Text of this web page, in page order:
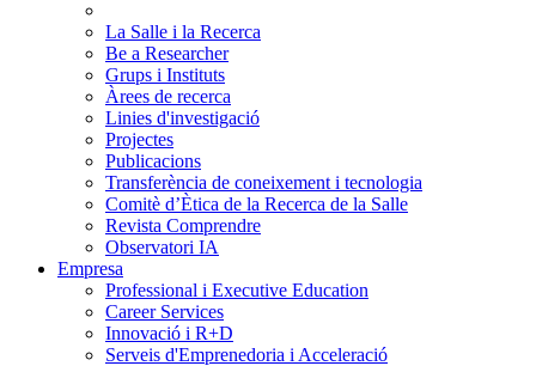
La Salle i la Recerca
Be a Researcher
Grups i Instituts
Àrees de recerca
Linies d'investigació
Projectes
Publicacions
Transferència de coneixement i tecnologia
Comitè d’Ètica de la Recerca de la Salle
Revista Comprendre
Observatori IA
Empresa
Professional i Executive Education
Career Services
Innovació i R+D
Serveis d'Emprenedoria i Acceleració